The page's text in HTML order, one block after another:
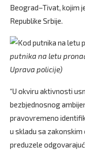
Beograd–Tivat, kojim
Republike Srbije.
putnika na letu
Uprava policije)
“U okviru aktivnosti
bezbjednosnog
pravovremeno
u skladu sa
preduzele